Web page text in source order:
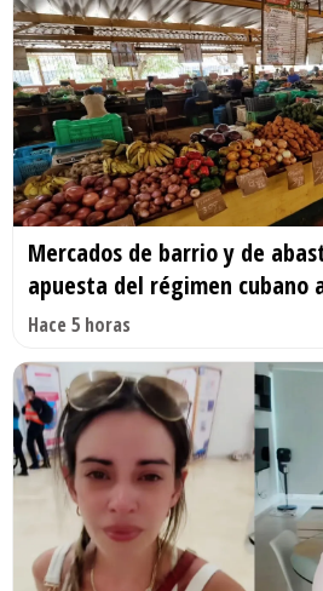
Mercados de barrio y de
apuesta del régimen cubano
Hace 5 horas